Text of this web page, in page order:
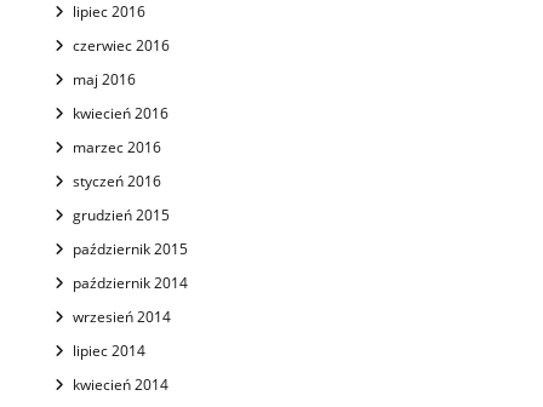
lipiec 2016
czerwiec 2016
maj 2016
kwiecień 2016
marzec 2016
styczeń 2016
grudzień 2015
październik 2015
październik 2014
wrzesień 2014
lipiec 2014
kwiecień 2014